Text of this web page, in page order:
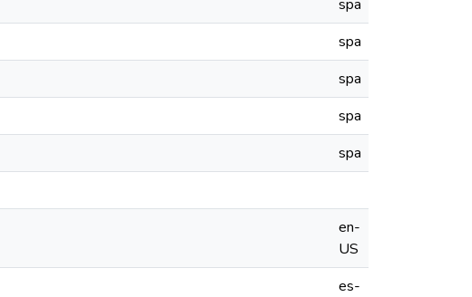
spa
spa
spa
spa
spa
en-
US
es-